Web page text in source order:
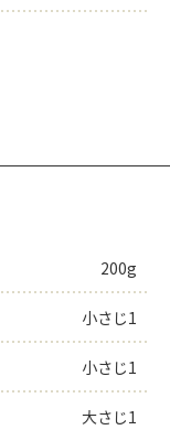
200g
小さじ1
小さじ1
大さじ1